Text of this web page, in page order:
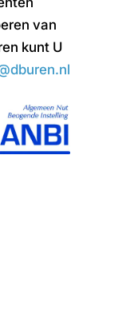
van
kunt U